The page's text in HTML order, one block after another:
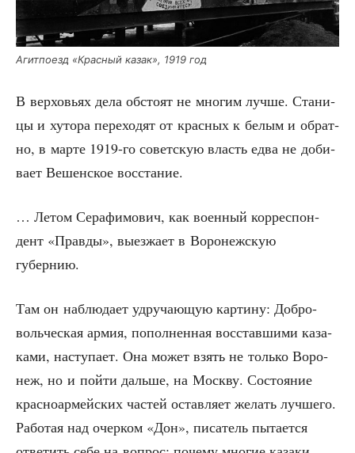
Агит­по­езд «Крас­ный казак», 1919 год
В вер­хо­вьях дела обсто­ят не мно­гим луч­ше. Ста­ни­
цы и хуто­ра пере­хо­дят от крас­ных к белым и обрат­
но, в мар­те 1919-го совет­скую власть едва не доби­
ва­ет Вешен­ское восстание.
… Летом Сера­фи­мо­вич, как воен­ный кор­ре­спон­
дент «Прав­ды», выез­жа­ет в Воро­неж­скую
губернию.
Там он наблю­да­ет удру­ча­ю­щую кар­ти­ну: Доб­ро­
воль­че­ская армия, попол­нен­ная вос­став­ши­ми каза­
ка­ми, насту­па­ет. Она может взять не толь­ко Воро­
неж, но и пой­ти даль­ше, на Моск­ву. Состо­я­ние
крас­но­ар­мей­ских частей остав­ля­ет желать лучшего.
Рабо­тая над очер­ком «Дон», писа­тель пыта­ет­ся